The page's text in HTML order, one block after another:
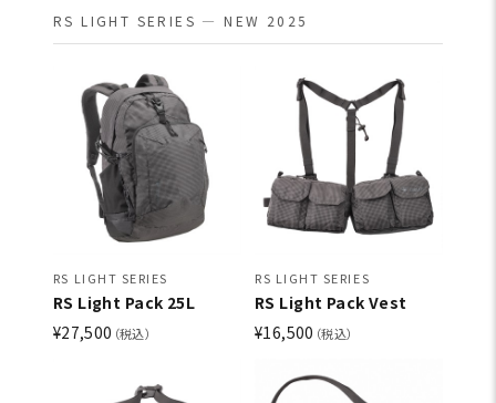
RS LIGHT SERIES — NEW 2025
RS LIGHT SERIES
RS Light Pack 25L
¥27,500 （税込）
RS LIGHT SERIES
RS Light Pack Vest
¥16,500 （税込）